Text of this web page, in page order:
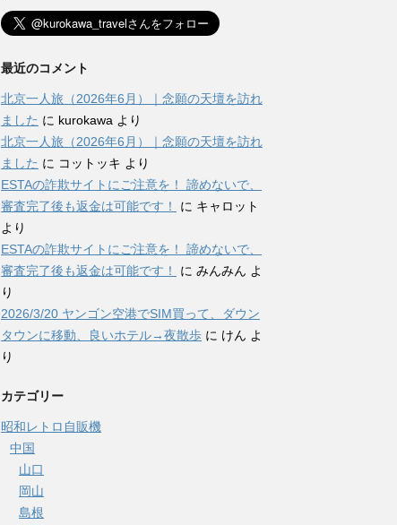
最近のコメント
北京一人旅（2026年6月）｜念願の天壇を訪れ
ました に kurokawa より
北京一人旅（2026年6月）｜念願の天壇を訪れ
ました に コットッキ より
ESTAの詐欺サイトにご注意を！ 諦めないで、
審査完了後も返金は可能です！
に キャロット
より
ESTAの詐欺サイトにご注意を！ 諦めないで、
審査完了後も返金は可能です！
に みんみん よ
り
2026/3/20 ヤンゴン空港でSIM買って、ダウン
タウンに移動、良いホテル→夜散歩 に けん よ
り
カテゴリー
昭和レトロ自販機
中国
山口
岡山
島根